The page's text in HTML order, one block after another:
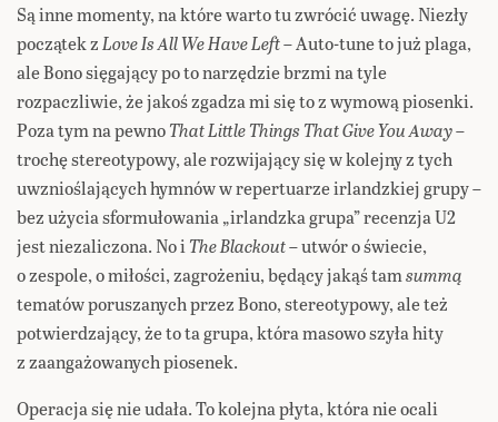
Są inne momenty, na które warto tu zwrócić uwagę. Niezły
początek zLove Is All We Have Left– Auto-tune to już plaga,
ale Bono sięgający po to narzędzie brzmi na tyle
rozpaczliwie, że jakoś zgadza mi się to z wymową piosenki.
Poza tym na pewnoThat Little Things That Give You Away–
trochę stereotypowy, ale rozwijający się w kolejny z tych
uwznioślających hymnów w repertuarze irlandzkiej grupy –
bez użycia sformułowania „irlandzka grupa” recenzja U2
jest niezaliczona. No iThe Blackout– utwór o świecie,
o zespole, o miłości, zagrożeniu, będący jakąś tamsummą
tematów poruszanych przez Bono, stereotypowy, ale też
potwierdzający, że to ta grupa, która masowo szyła hity
z zaangażowanych piosenek.
Operacja się nie udała. To kolejna płyta, która nie ocali